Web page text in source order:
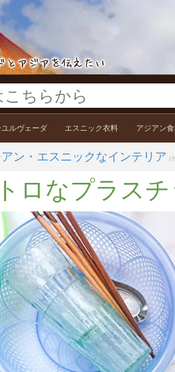
ルヴェーダ エスニック衣料 アジアン
ン・エスニックなインテリア
ロなプラス